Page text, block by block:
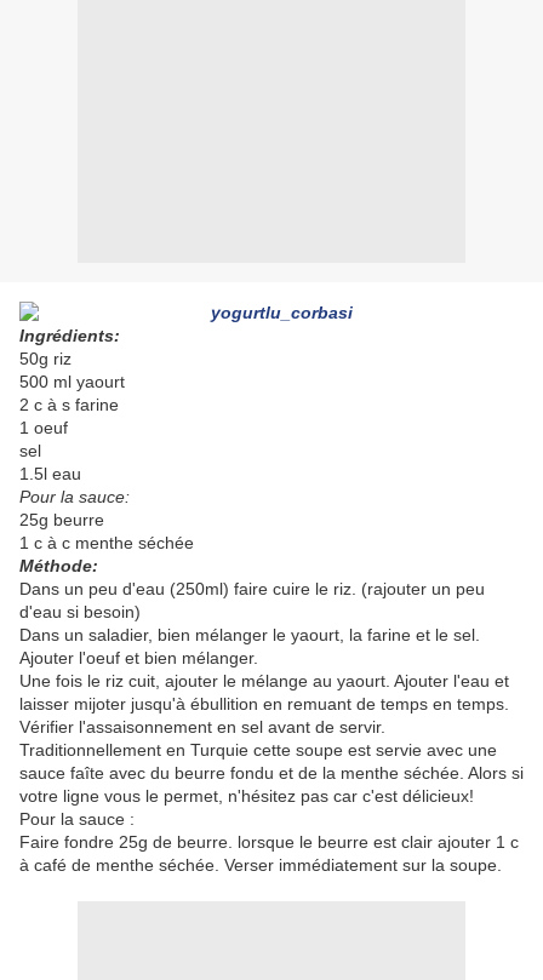
Ingrédients:
50g riz
500 ml yaourt
2 c à s farine
1 oeuf
sel
1.5l eau
Pour la sauce:
25g beurre
1 c à c menthe séchée
Méthode:
Dans un peu d'eau (250ml) faire cuire le riz. (rajouter un peu
d'eau si besoin)
Dans un saladier, bien mélanger le yaourt, la farine et le sel.
Ajouter l'oeuf et bien mélanger.
Une fois le riz cuit, ajouter le mélange au yaourt. Ajouter l'eau et
laisser mijoter jusqu'à ébullition en remuant de temps en temps.
Vérifier l'assaisonnement en sel avant de servir.
Traditionnellement en Turquie cette soupe est servie avec une
sauce faîte avec du beurre fondu et de la menthe séchée. Alors si
votre ligne vous le permet, n'hésitez pas car c'est délicieux!
Pour la sauce :
Faire fondre 25g de beurre. lorsque le beurre est clair ajouter 1 c
à café de menthe séchée. Verser immédiatement sur la soupe.